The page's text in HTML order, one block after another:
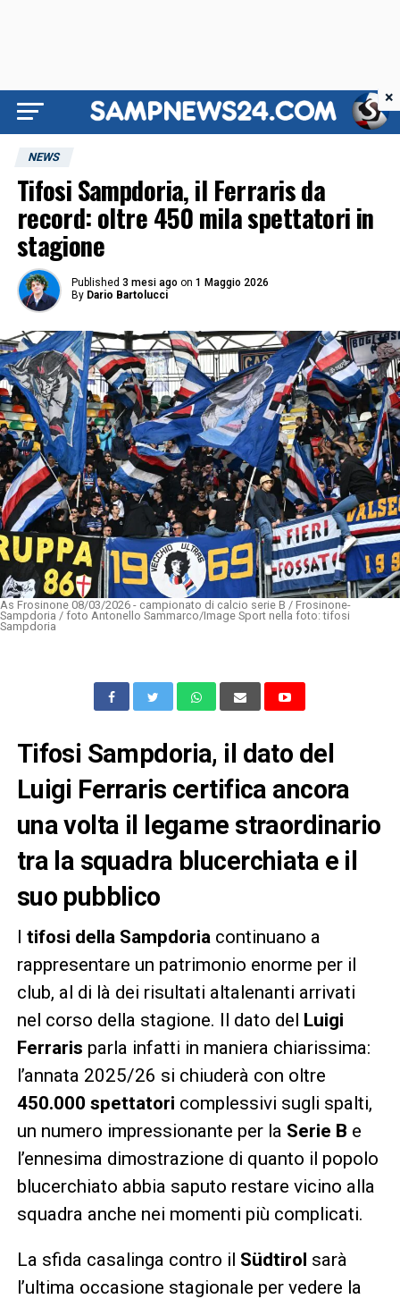
NEWS
Tifosi Sampdoria, il Ferraris da
record: oltre 450 mila spettatori in
stagione
Published 3 mesi ago on 1 Maggio 2026
By Dario Bartolucci
As Frosinone 08/03/2026 - campionato di calcio serie B / Frosinone-
Sampdoria / foto Antonello Sammarco/Image Sport nella foto: tifosi
Sampdoria
Tifosi Sampdoria, il dato del
Luigi Ferraris certifica ancora
una volta il legame straordinario
tra la squadra blucerchiata e il
suo pubblico
I tifosi della Sampdoria continuano a
rappresentare un patrimonio enorme per il
club, al di là dei risultati altalenanti arrivati
nel corso della stagione. Il dato del Luigi
Ferraris parla infatti in maniera chiarissima:
l’annata 2025/26 si chiuderà con oltre
450.000 spettatori complessivi sugli spalti,
un numero impressionante per la Serie B e
l’ennesima dimostrazione di quanto il popolo
blucerchiato abbia saputo restare vicino alla
squadra anche nei momenti più complicati.
La sfida casalinga contro il Südtirol sarà
l’ultima occasione stagionale per vedere la
×